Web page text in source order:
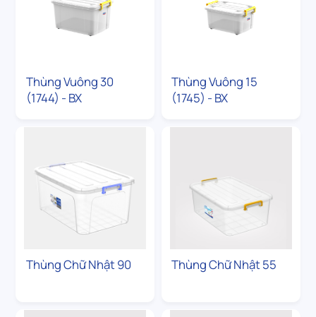
Thùng Vuông 30
(1744) - BX
Thùng Vuông 15
(1745) - BX
Thùng Chữ Nhật 90 Thùng Chữ Nhật 55